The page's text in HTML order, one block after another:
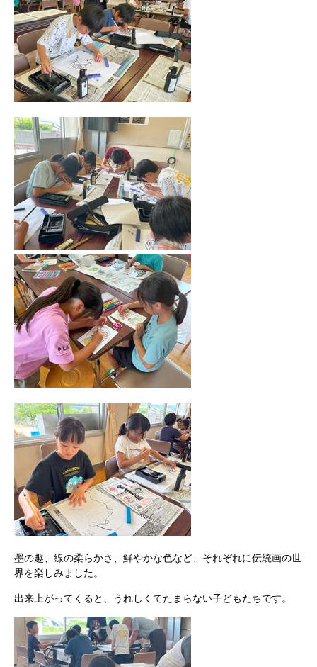
墨の趣、線の柔らかさ、鮮やかな色など、それぞれに伝統画の世
界を楽しみました。
出来上がってくると、うれしくてたまらない子どもたちです。